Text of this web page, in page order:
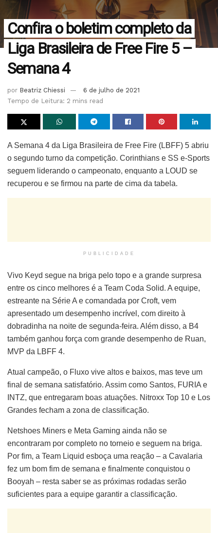
Confira o boletim completo da
Liga Brasileira de Free Fire 5 –
Semana 4
por Beatriz Chiessi
6 de julho de 2021
Tempo de Leitura: 2 mins read
A Semana 4 da Liga Brasileira de Free Fire (LBFF) 5 abriu
o segundo turno da competição. Corinthians e SS e-Sports
seguem liderando o campeonato, enquanto a LOUD se
recuperou e se firmou na parte de cima da tabela.
PUBLICIDADE
Vivo Keyd segue na briga pelo topo e a grande surpresa
entre os cinco melhores é a Team Coda Solid. A equipe,
estreante na Série A e comandada por Croft, vem
apresentado um desempenho incrível, com direito à
dobradinha na noite de segunda-feira. Além disso, a B4
também ganhou força com grande desempenho de Ruan,
MVP da LBFF 4.
Atual campeão, o Fluxo vive altos e baixos, mas teve um
final de semana satisfatório. Assim como Santos, FURIA e
INTZ, que entregaram boas atuações. Nitroxx Top 10 e Los
Grandes fecham a zona de classificação.
Netshoes Miners e Meta Gaming ainda não se
encontraram por completo no torneio e seguem na briga.
Por fim, a Team Liquid esboça uma reação – a Cavalaria
fez um bom fim de semana e finalmente conquistou o
Booyah – resta saber se as próximas rodadas serão
suficientes para a equipe garantir a classificação.